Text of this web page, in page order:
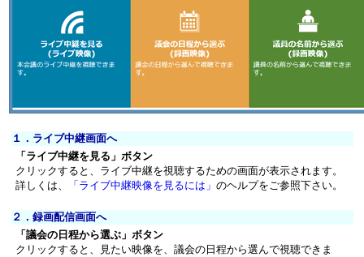
１．ライブ中継画面へ
「ライブ中継を見る」ボタン
クリックすると、ライブ中継を視聴するための画面が表示されます。
詳しくは、
「ライブ中継映像を見るには」 のヘルプをご参照下さい。
２．録画配信画面へ
「議会の日程から選ぶ」ボタン
クリックすると、見たい映像を、議会の日程から選んで視聴できま